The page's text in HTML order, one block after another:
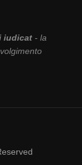
iudicat- la